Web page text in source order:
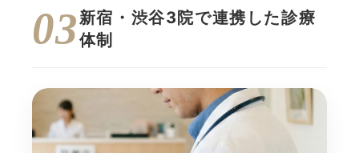
03 新宿・渋谷3院で連携した診療
体制